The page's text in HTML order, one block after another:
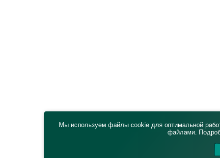
Мы используем файлы cookie для оптимальной
файлами.